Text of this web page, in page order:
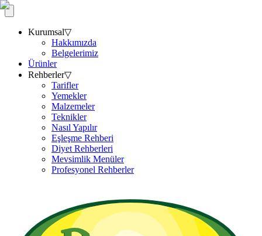
Kurumsal▽
Hakkımızda
Belgelerimiz
Ürünler
Rehberler▽
Tarifler
Yemekler
Malzemeler
Teknikler
Nasıl Yapılır
Eşleşme Rehberi
Diyet Rehberleri
Mevsimlik Menüler
Profesyonel Rehberler